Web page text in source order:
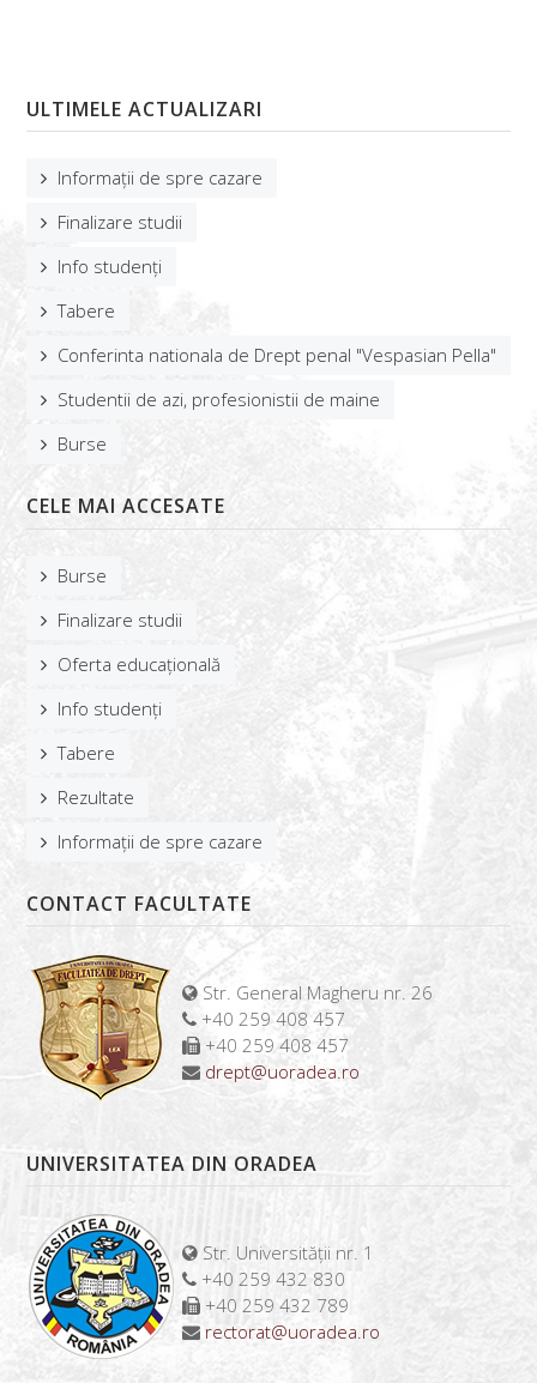
ULTIMELE ACTUALIZARI
Informații de spre cazare
Finalizare studii
Info studenți
Tabere
Conferinta nationala de Drept penal "Vespasian Pella"
Studentii de azi, profesionistii de maine
Burse
CELE MAI ACCESATE
Burse
Finalizare studii
Oferta educațională
Info studenți
Tabere
Rezultate
Informații de spre cazare
CONTACT FACULTATE
Str. General Magheru nr. 26
+40 259 408 457
+40 259 408 457
drept@uoradea.ro
UNIVERSITATEA DIN ORADEA
Str. Universității nr. 1
+40 259 432 830
+40 259 432 789
rectorat@uoradea.ro